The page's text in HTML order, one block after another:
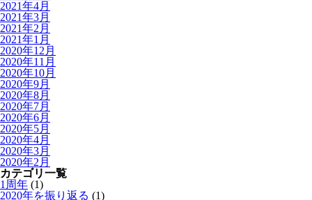
2021年4月
2021年3月
2021年2月
2021年1月
2020年12月
2020年11月
2020年10月
2020年9月
2020年8月
2020年7月
2020年6月
2020年5月
2020年4月
2020年3月
2020年2月
カテゴリ一覧
1周年 (1)
2020年を振り返る (1)